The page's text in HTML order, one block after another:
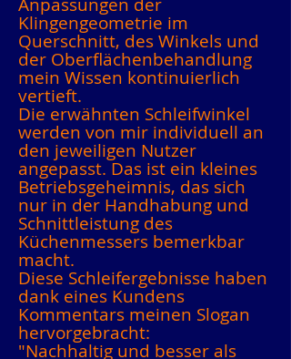
Klingengeometrie im
Querschnitt, des Winkels und
der Oberflächenbehandlung
mein Wissen kontinuierlich
vertieft.
Die erwähnten Schleifwinkel
werden von mir individuell an
den jeweiligen Nutzer
angepasst. Das ist ein kleines
Betriebsgeheimnis, das sich
nur in der Handhabung und
Schnittleistung des
Küchenmessers bemerkbar
macht.
Diese Schleifergebnisse haben
dank eines Kundens
Kommentars meinen Slogan
hervorgebracht:
"Nachhaltig und besser als